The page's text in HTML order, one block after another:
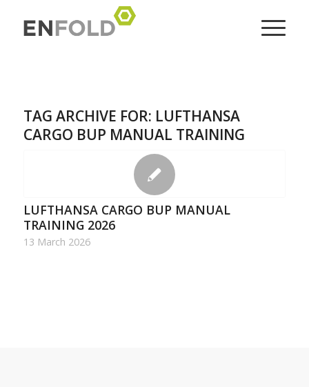
TAG ARCHIVE FOR: LUFTHANSA
CARGO BUP MANUAL TRAINING
LUFTHANSA CARGO BUP MANUAL
TRAINING 2026
13 March 2026